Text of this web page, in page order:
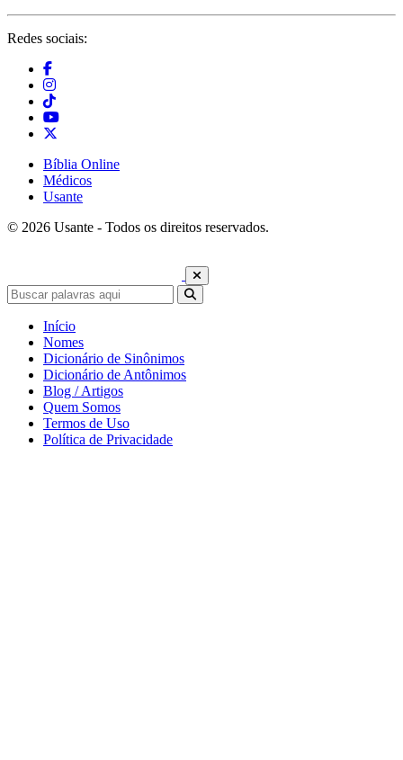
Redes sociais:
Bíblia Online
Médicos
Usante
© 2026 Usante - Todos os direitos reservados.
Início
Nomes
Dicionário de Sinônimos
Dicionário de Antônimos
Blog / Artigos
Quem Somos
Termos de Uso
Política de Privacidade